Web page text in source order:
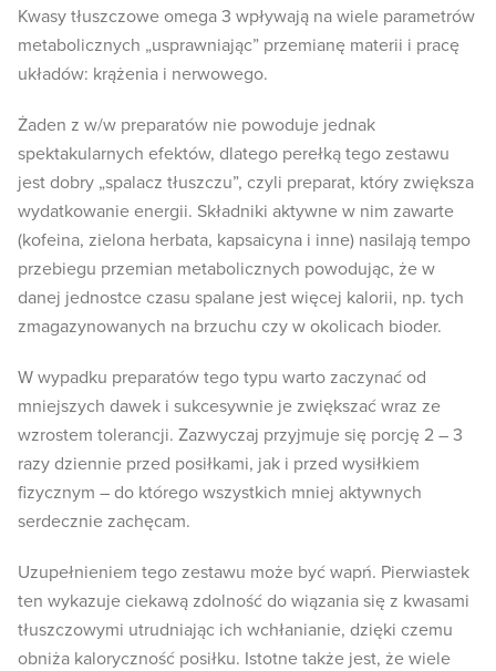
Kwasy tłuszczowe omega 3 wpływają na wiele parametrów
metabolicznych „usprawniając” przemianę materii i pracę
układów: krążenia i nerwowego.
Żaden z w/w preparatów nie powoduje jednak
spektakularnych efektów, dlatego perełką tego zestawu
jest dobry „spalacz tłuszczu”, czyli preparat, który zwiększa
wydatkowanie energii. Składniki aktywne w nim zawarte
(kofeina, zielona herbata, kapsaicyna i inne) nasilają tempo
przebiegu przemian metabolicznych powodując, że w
danej jednostce czasu spalane jest więcej kalorii, np. tych
zmagazynowanych na brzuchu czy w okolicach bioder.
W wypadku preparatów tego typu warto zaczynać od
mniejszych dawek i sukcesywnie je zwiększać wraz ze
wzrostem tolerancji. Zazwyczaj przyjmuje się porcję 2 – 3
razy dziennie przed posiłkami, jak i przed wysiłkiem
fizycznym – do którego wszystkich mniej aktywnych
serdecznie zachęcam.
Uzupełnieniem tego zestawu może być wapń. Pierwiastek
ten wykazuje ciekawą zdolność do wiązania się z kwasami
tłuszczowymi utrudniając ich wchłanianie, dzięki czemu
obniża kaloryczność posiłku. Istotne także jest, że wiele